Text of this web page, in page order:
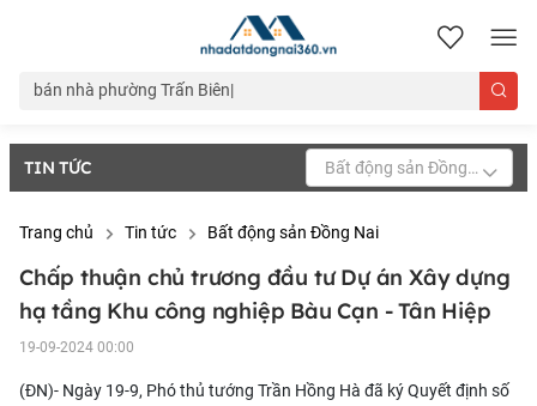
nhadatdongnai360.vn
TIN TỨC Bất động sản Đồng Nai
Trang chủ Tin tức Bất động sản Đồng Nai
Chấp thuận chủ trương đầu tư Dự án Xây dựng
hạ tầng Khu công nghiệp Bàu Cạn - Tân Hiệp
19-09-2024 00:00
(ĐN)- Ngày 19-9, Phó thủ tướng Trần Hồng Hà đã ký Quyết định số